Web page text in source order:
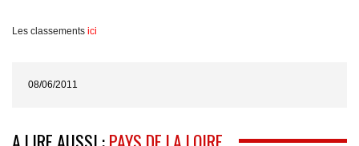
Les classements ici
08/06/2011
A LIRE AUSSI :PAYS DE LA LOIRE